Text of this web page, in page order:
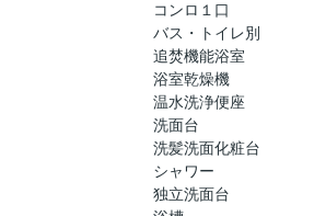
コンロ１口
バス・トイレ別
追焚機能浴室
浴室乾燥機
温水洗浄便座
洗面台
洗髪洗面化粧台
シャワー
独立洗面台